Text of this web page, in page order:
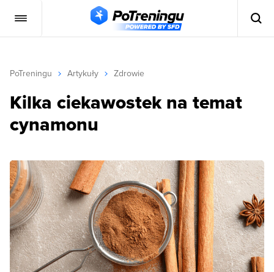
PoTreningu Artykuły Zdrowie
Kilka ciekawostek na temat
cynamonu